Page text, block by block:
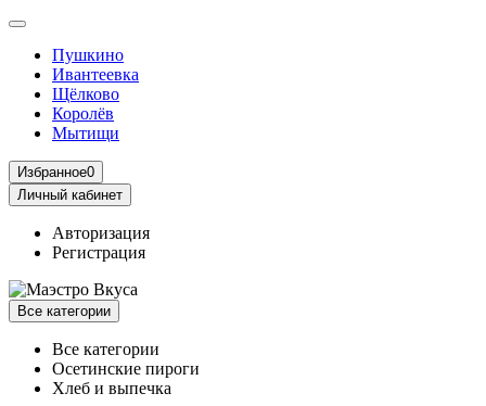
Пушкино
Ивантеевка
Щёлково
Королёв
Мытищи
Избранное0
Личный кабинет
Авторизация
Регистрация
Все категории
Все категории
Осетинские пироги
Хлеб и выпечка